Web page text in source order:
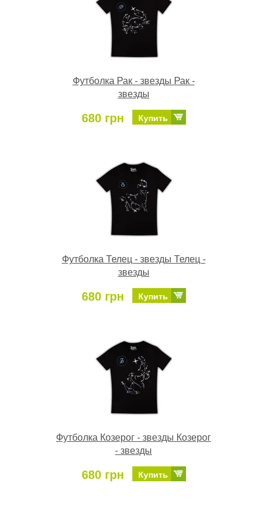
Футболка Рак - звезды Рак -
звезды
680 грн Купить
Футболка Телец - звезды Телец -
звезды
680 грн Купить
Футболка Козерог - звезды Козерог
- звезды
680 грн Купить